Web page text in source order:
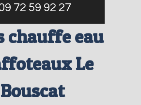
72 59 92 27
chauffe eau
Le
Bouscat